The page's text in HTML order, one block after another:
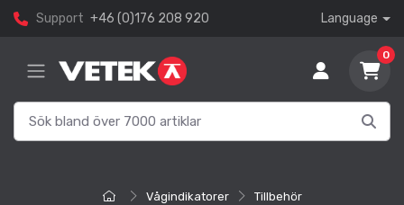
Support +46 (0)176 208 920 Language
0
Vågindikatorer Tillbehör